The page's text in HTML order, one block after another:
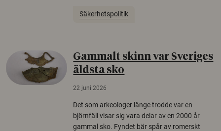
Säkerhetspolitik
Gammalt skinn var Sveriges
äldsta sko
22 juni 2026
Det som arkeologer länge trodde var en
björnfäll visar sig vara delar av en 2000 år
gammal sko. Fyndet bär spår av romerskt